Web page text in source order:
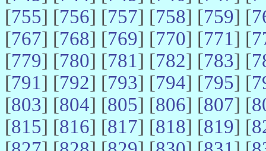
[755] [756] [757] [758] [759] [
[767] [768] [769] [770] [771] [
[779] [780] [781] [782] [783] [
[791] [792] [793] [794] [795] [
[803] [804] [805] [806] [807] [
[815] [816] [817] [818] [819] [